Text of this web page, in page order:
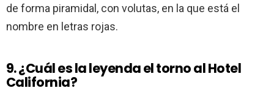
de forma piramidal, con volutas, en la que está el
nombre en letras rojas.
9. ¿Cuál es la leyenda el torno al Hotel
California?